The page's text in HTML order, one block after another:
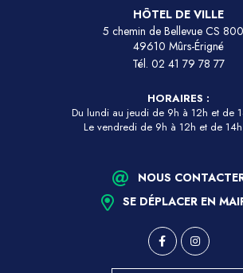
HÔTEL DE VILLE
5 chemin de Bellevue CS
49610 Mûrs-Érigné
Tél. 02 41 79 78 77
HORAIRES :
Du lundi au jeudi de 9h à 12h et de
Le vendredi de 9h à 12h et de
NOUS
SE DÉPLACER EN